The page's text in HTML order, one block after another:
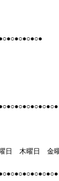
日 木曜日 金